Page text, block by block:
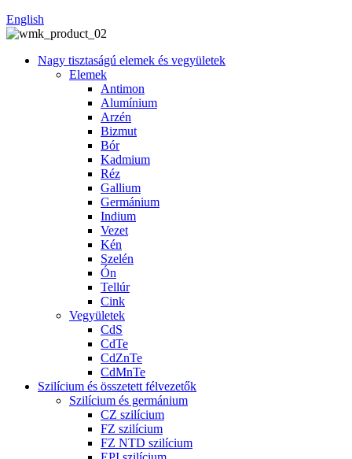
English
Nagy tisztaságú elemek és vegyületek
Elemek
Antimon
Alumínium
Arzén
Bizmut
Bór
Kadmium
Réz
Gallium
Germánium
Indium
Vezet
Kén
Szelén
Ón
Tellúr
Cink
Vegyületek
CdS
CdTe
CdZnTe
CdMnTe
Szilícium és összetett félvezetők
Szilícium és germánium
CZ szilícium
FZ szilícium
FZ NTD szilícium